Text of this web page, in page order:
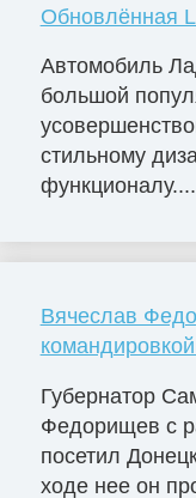
Обновлённая
Автомобиль
большой
стильному
функционалу....
Вячеслав
Губернатор
Федорищев с
посетил
ходе нее он